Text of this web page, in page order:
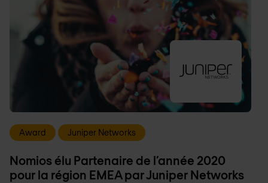
Award Juniper Networks
Nomios élu Partenaire de l’année 2020
pour la région EMEA par Juniper Networks